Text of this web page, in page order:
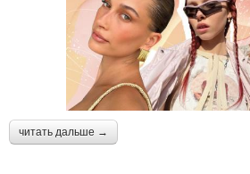
читать дальше →